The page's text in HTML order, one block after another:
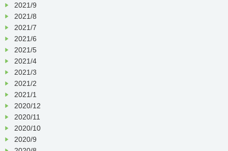
2021/9
2021/8
2021/7
2021/6
2021/5
2021/4
2021/3
2021/2
2021/1
2020/12
2020/11
2020/10
2020/9